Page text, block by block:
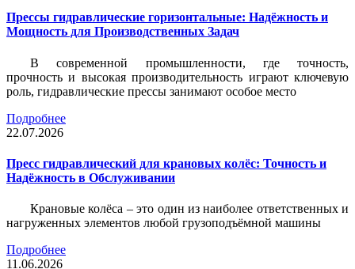
Прессы гидравлические горизонтальные: Надёжность и
Мощность для Производственных Задач
В современной промышленности, где точность,
прочность и высокая производительность играют ключевую
роль, гидравлические прессы занимают особое место
Подробнее
22.07.2026
Пресс гидравлический для крановых колёс: Точность и
Надёжность в Обслуживании
Крановые колёса – это один из наиболее ответственных и
нагруженных элементов любой грузоподъёмной машины
Подробнее
11.06.2026